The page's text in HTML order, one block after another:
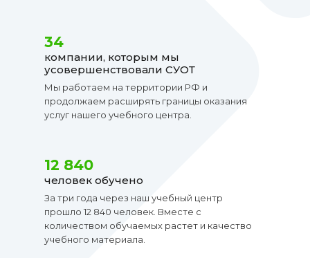
12 840
человек обучено
За три года через наш учебный центр
прошло 12 840 человек. Вместе с
количеством обучаемых растет и качество
учебного материала.
34
компании, которым мы
усовершенствовали СУОТ
Мы работаем на территории РФ и
продолжаем расширять границы оказания
услуг нашего учебного центра.